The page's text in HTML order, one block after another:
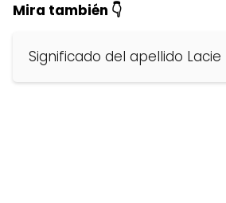
Mira también 👇
Significado del apellido Lacie